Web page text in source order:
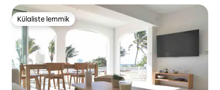
Külaliste lemmik
Külaliste lemmik